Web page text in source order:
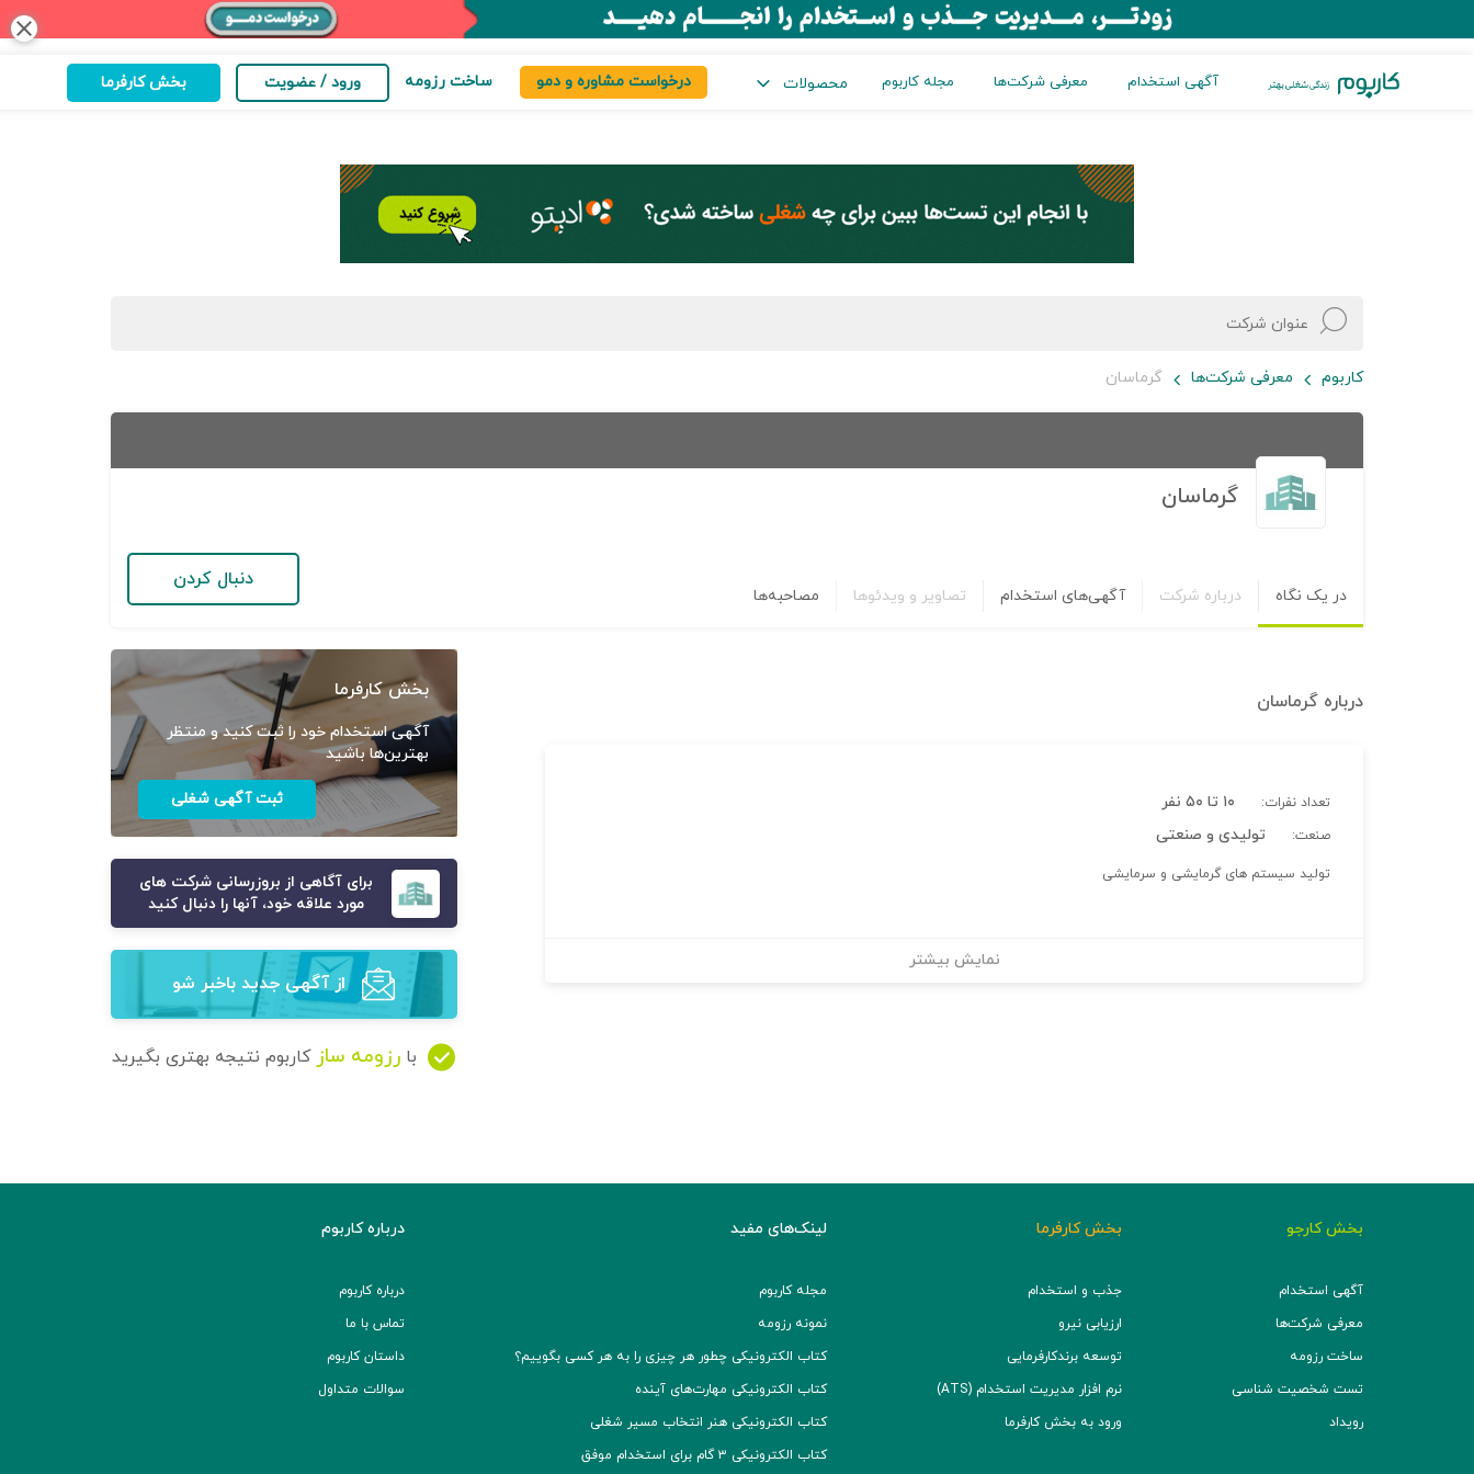
close
آگهی استخدام معرفی شرکت‌ها مجله کاربوم محصولات درخواست مشاوره و دمو ساخت رزومه ورود / عضویت بخش کارفرما
کاربوم معرفی شرکت‌ها گرماسان
گرماسان
در یک نگاه درباره شرکت آگهی‌های استخدام تصاویر و ویدئوها مصاحبه‌ها
دنبال کردن
درباره گرماسان
تعداد نفرات: ۱۰ تا ۵۰ نفر
صنعت: تولیدی و صنعتی
تولید سیستم های گرمایشی و سرمایشی
نمایش بیشتر
بخش کارفرما
آگهی استخدام خود را ثبت کنید و منتظر
بهترین‌ها باشید
ثبت آگهی شغلی
برای آگاهی از بروزرسانی شرکت های
مورد علاقه خود، آنها را دنبال کنید
از آگهی‌ جدید باخبر شو
با رزومه ساز کاربوم نتیجه بهتری بگیرید
بخش کارجو
آگهی استخدام
معرفی شرکت‌ها
ساخت رزومه
تست شخصیت شناسی
رویداد
بخش کارفرما
جذب و استخدام
ارزیابی نیرو
توسعه برند‌کارفرمایی
نرم افزار مدیریت استخدام (ATS)
ورود به بخش کارفرما
لینک‌های مفید
مجله کاربوم
نمونه رزومه
کتاب الکترونیکی چطور هر چیزی را به هر کسی بگوییم؟
کتاب الکترونیکی مهارت‌های آینده
کتاب الکترونیکی هنر انتخاب مسیر شغلی
کتاب الکترونیکی ۳ گام برای استخدام موفق
درباره کاربوم
درباره کاربوم
تماس با ما
داستان کاربوم
سوالات متداول